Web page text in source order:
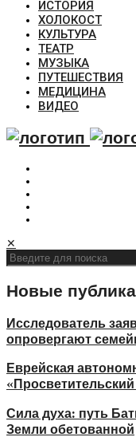
ИСТОРИЯ
ХОЛОКОСТ
КУЛЬТУРА
ТЕАТР
МУЗЫКА
ПУТЕШЕСТВИЯ
МЕДИЦИНА
ВИДЕО
✕
Новые
Исследователь
опровергают
Еврейская
Сила духа: путь
Земли обетованной